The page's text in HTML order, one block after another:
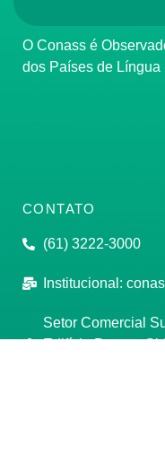
O Conass é Observador Consultivo da Comunidade
dos Países de
CONTATO
(61) 3222-3000
Institucional:
Setor Comercial
Edifício Parque